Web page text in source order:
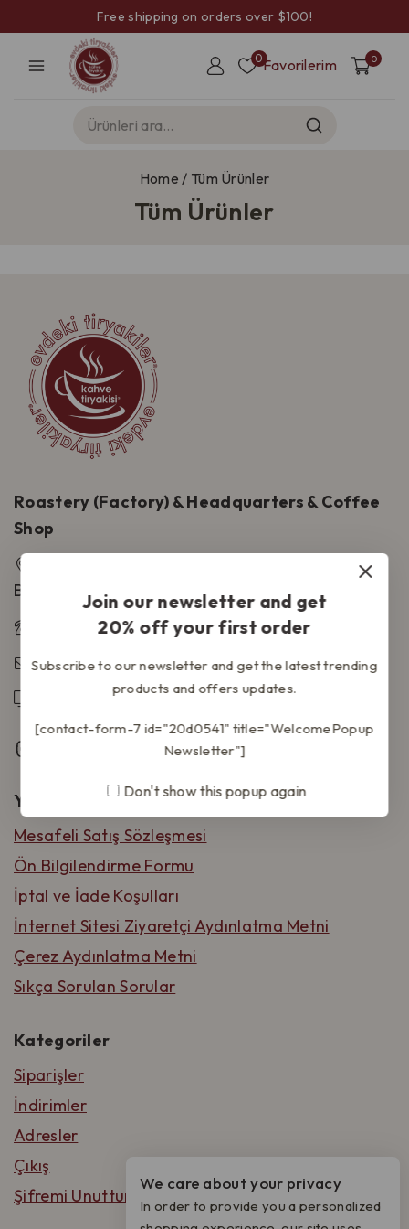
Free shipping on orders over $100!
0Favorilerim 0
Home / Tüm Ürünler
Tüm Ürünler
Roastery (Factory) & Headquarters & Coffee
Shop
Yakuplu Mah. Ülker Sk. Güney Konutları Çarşı
B Blok No:9E
+90 212 591 5 591
onlinesatis@kahvetiryakisi.com.tr
www.kahvetiryakisi.com.tr
Yardım
Mesafeli Satış Sözleşmesi
Ön Bilgilendirme Formu
İptal ve İade Koşulları
İnternet Sitesi Ziyaretçi Aydınlatma Metni
Çerez Aydınlatma Metni
Sıkça Sorulan Sorular
Kategoriler
Siparişler
İndirimler
Adresler
Çıkış
Şifremi Unuttum
Join our newsletter and get
20% off your first order
Subscribe to our newsletter and get the latest trending
products and offers updates.
[contact-form-7 id="20d0541" title="WelcomePopup
Newsletter"]
Don't show this popup again
We care about your privacy
In order to provide you a personalized